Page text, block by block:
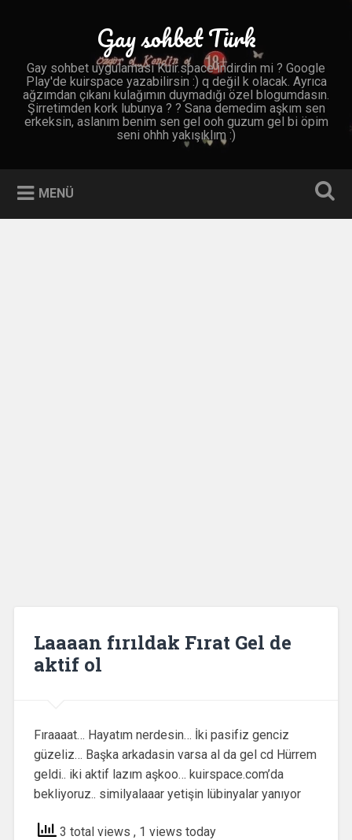
Gay sohbet Türk
Gay sohbet uygulaması Kuir.space indirdin mi ? Google
Play'de kuirspace yazabilirsin :) q değil k olacak. Ayrıca
ağzımdan çıkanı kulağımın duymadığı özel blogumdasın.
Şirretimden kork lubunya ? ? Sana demedim aşkım sen
erkeksin, aslanım benim sen gel ooh guzum gel bi öpim
seni ohhh yakışıklım :)
MENÜ
Laaaan fırıldak Fırat Gel de
aktif ol
Fıraaaat… Hayatım nerdesin… İki pasifiz genciz
güzeliz… Başka arkadasin varsa al da gel cd Hürrem
geldi.. iki aktif lazım aşkoo… kuirspace.com’da
bekliyoruz.. similyalaaar yetişin lübinyalar yanıyor
3 total views , 1 views today